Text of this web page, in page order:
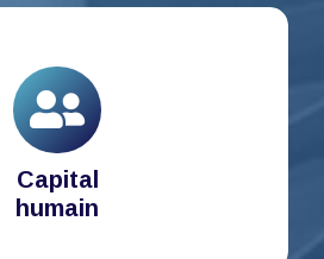
Capital
humain